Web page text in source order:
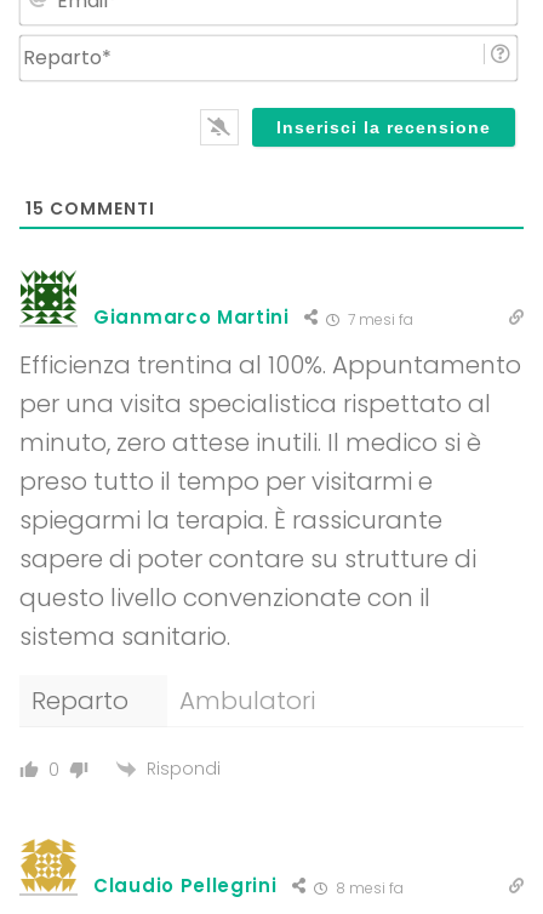
15 COMMENTI
Gianmarco Martini 7 mesi fa
Efficienza trentina al 100%. Appuntamento
per una visita specialistica rispettato al
minuto, zero attese inutili. Il medico si è
preso tutto il tempo per visitarmi e
spiegarmi la terapia. È rassicurante
sapere di poter contare su strutture di
questo livello convenzionate con il
sistema sanitario.
Reparto
Ambulatori
0 Rispondi
Claudio Pellegrini 8 mesi fa